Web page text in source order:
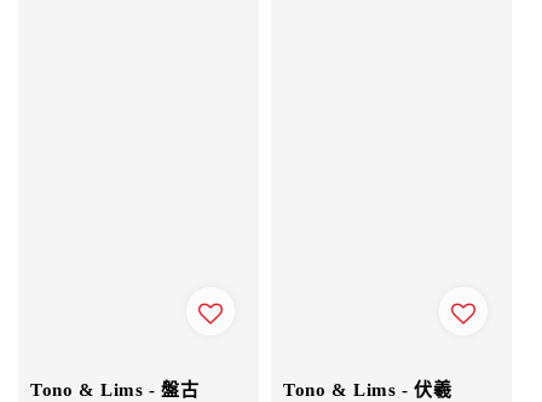
Tono & Lims - 盤古
Tono & Lims - 伏羲